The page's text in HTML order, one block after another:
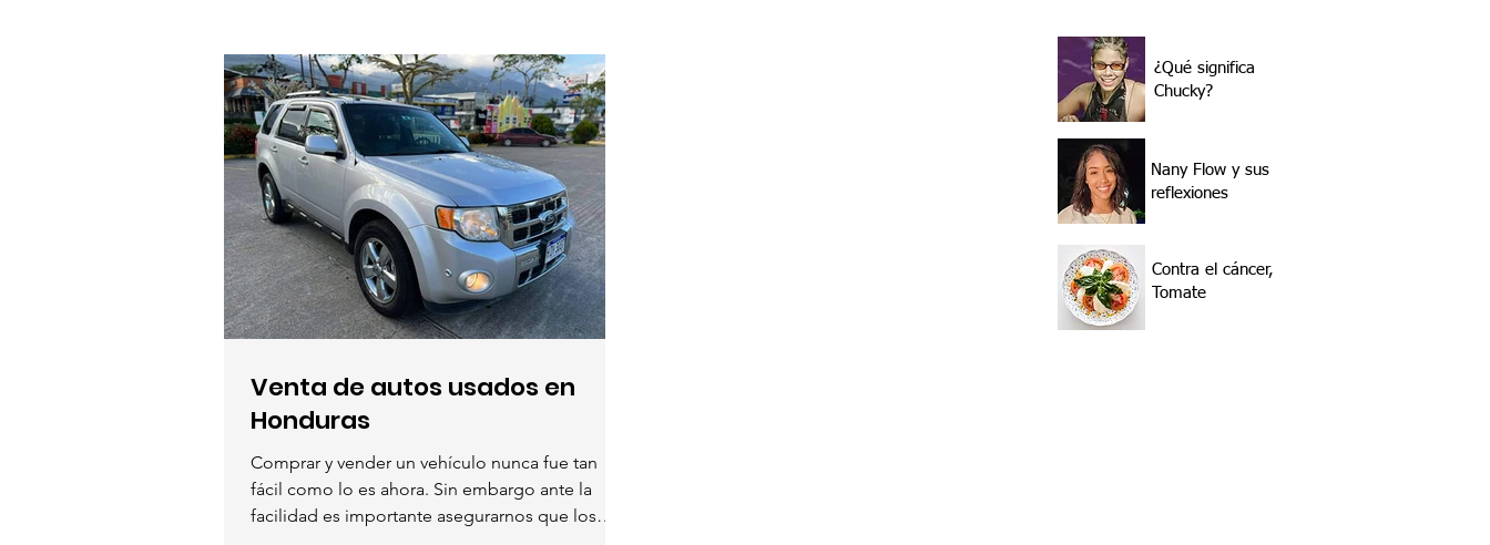
Venta de autos usados en
Honduras
Comprar y vender un vehículo nunca fue tan
fácil como lo es ahora. Sin embargo ante la
facilidad es importante asegurarnos que los
¿Qué significa
Chucky?
Nany Flow y sus
reflexiones
Contra el cáncer,
Tomate